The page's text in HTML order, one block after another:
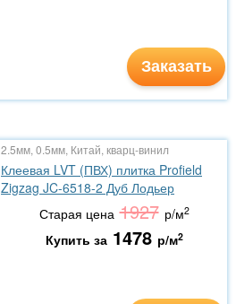
Заказать
2.5мм, 0.5мм, Китай, кварц-винил
Клеевая LVT (ПВХ) плитка Profield
Zigzag JC-6518-2 Дуб Лодьер
Старая цена 1927 р/м2
Купить за 1478 р/м2